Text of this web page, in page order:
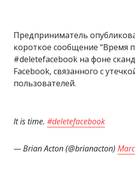
Предприниматель
короткое сообщение “Время
#deletefacebook на фоне
Facebook, связанного с
пользователей.
It is time. #deletefacebook
— Brian Acton (@brianacton)